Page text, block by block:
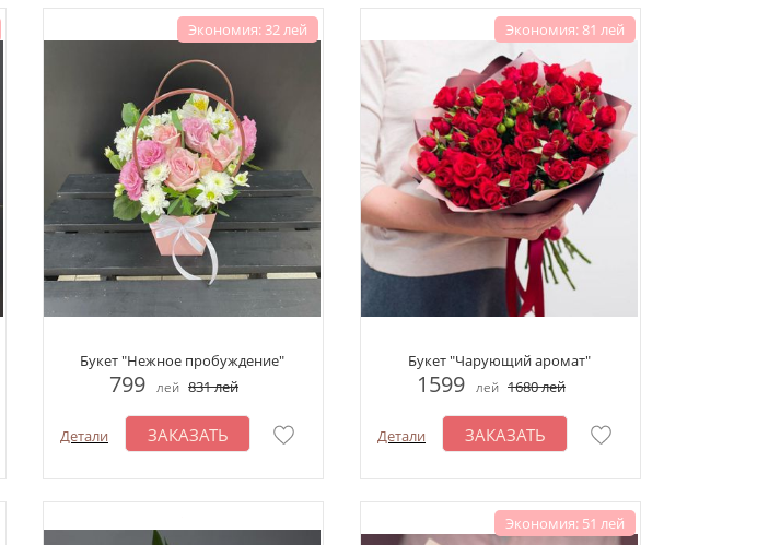
Экономия: 32 лей
Букет "Нежное пробуждение"
799 лей 831лей
Детали ЗАКАЗАТЬ
Экономия: 81 лей
Букет "Чарующий аромат"
1599 лей 1680лей
Детали ЗАКАЗАТЬ
Экономия: 51 лей